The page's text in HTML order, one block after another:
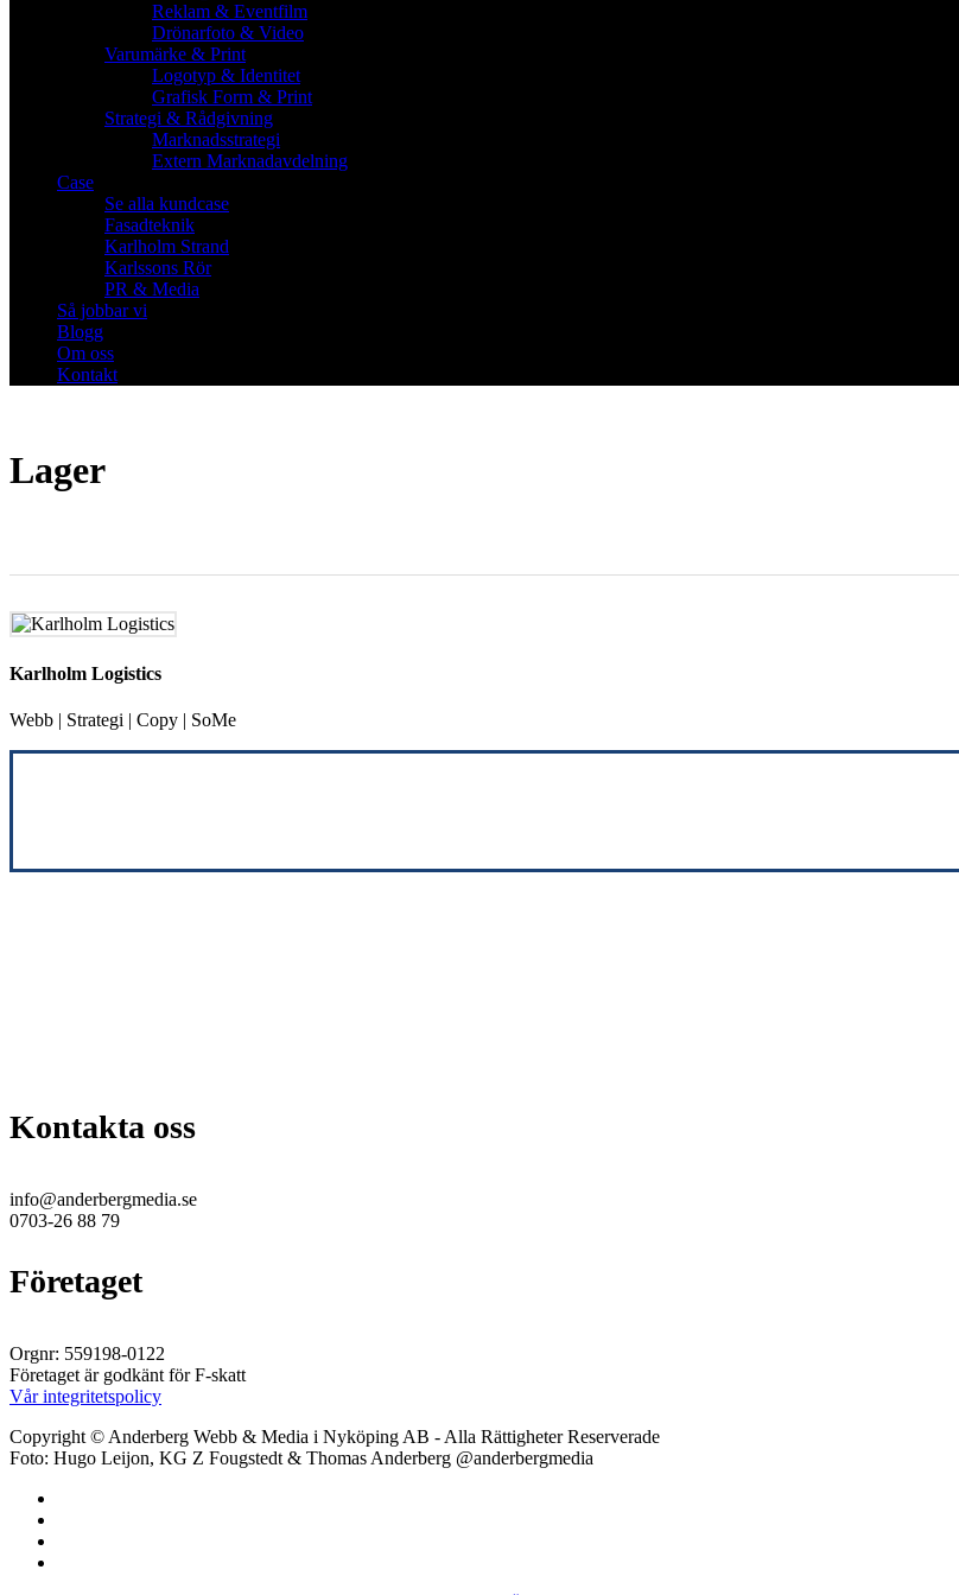
Reklam & Eventfilm
Drönarfoto & Video
Varumärke & Print
Logotyp & Identitet
Grafisk Form & Print
Strategi & Rådgivning
Marknadsstrategi
Extern Marknadavdelning
Case
Se alla kundcase
Fasadteknik
Karlholm Strand
Karlssons Rör
PR & Media
Så jobbar vi
Blogg
Om oss
Kontakt
Lager
Karlholm Logistics
Webb | Strategi | Copy | SoMe
Kontakta oss
info@anderbergmedia.se
0703-26 88 79
Företaget
Orgnr: 559198-0122
Företaget är godkänt för F-skatt
Vår integritetspolicy
Copyright © Anderberg Webb & Media i Nyköping AB - Alla Rättigheter Reserverade
Foto: Hugo Leijon, KG Z Fougstedt & Thomas Anderberg @anderbergmedia